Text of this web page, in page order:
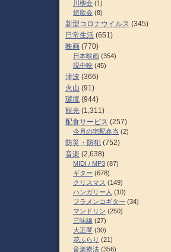
川柳会 (1)
短歌会 (8)
新型コロナウイルス (345)
日常生活 (651)
映画 (770)
日本映画 (354)
現中映 (45)
津波 (366)
火山 (91)
環境 (944)
観光 (1,311)
配食サービス (257)
今月の宅配弁当 (2)
防災・防犯 (752)
音楽 (2,638)
MIDI / MP3 (87)
ギター (678)
クリスマス (149)
ハンガリー人 (10)
フラメンコギター (34)
マンドリン (250)
三味線 (27)
大正琴 (30)
花ふらり (21)
音楽療法 (356)